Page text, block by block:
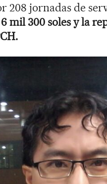
208 jornadas de
mil 300 soles y la